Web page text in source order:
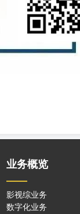
业务概览
——
影视综业务
数字化业务